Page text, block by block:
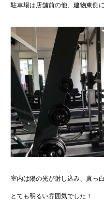
駐車場は店舗前の他、建物東側
室内は陽の光が射し込み、真っ
とても明るい雰囲気でした！